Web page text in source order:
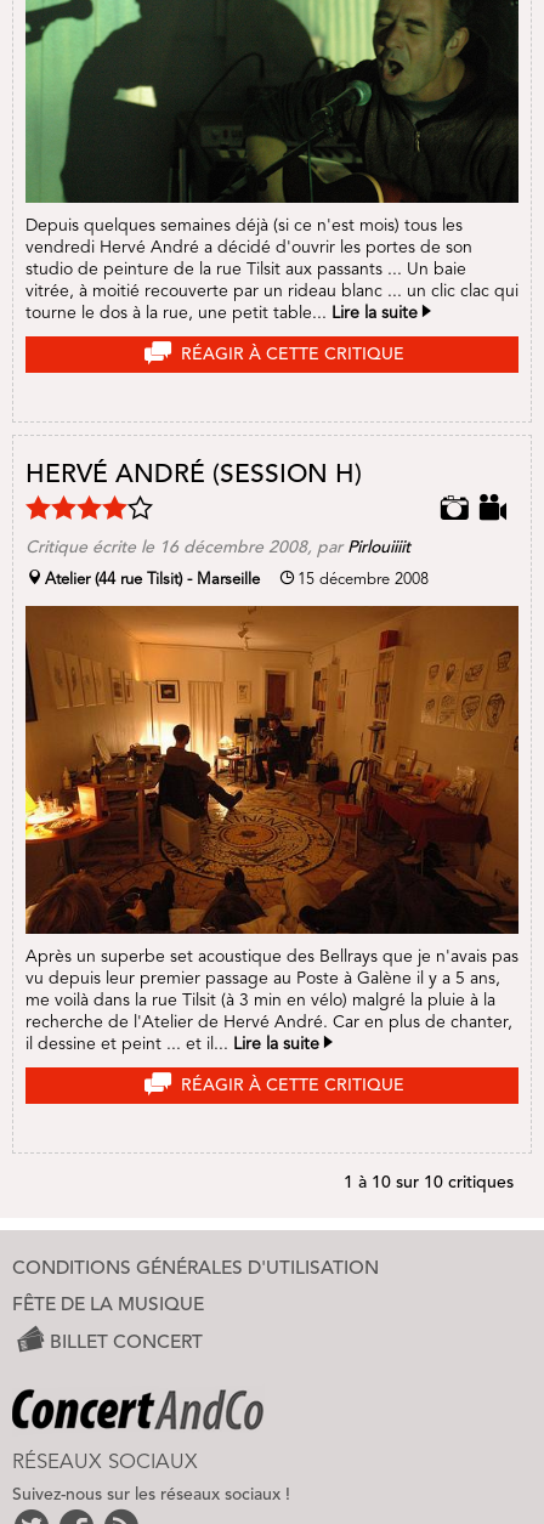
Depuis quelques semaines déjà (si ce n'est mois) tous les
vendredi Hervé André a décidé d'ouvrir les portes de son
studio de peinture de la rue Tilsit aux passants ... Un baie
vitrée, à moitié recouverte par un rideau blanc ... un clic clac qui
tourne le dos à la rue, une petit table... Lire la suite
RÉAGIR À CETTE CRITIQUE
HERVÉ ANDRÉ (SESSION H)
Critique écrite le 16 décembre 2008, par Pirlouiiiit
Atelier (44 rue Tilsit) - Marseille 15 décembre 2008
Après un superbe set acoustique des Bellrays que je n'avais pas
vu depuis leur premier passage au Poste à Galène il y a 5 ans,
me voilà dans la rue Tilsit (à 3 min en vélo) malgré la pluie à la
recherche de l'Atelier de Hervé André. Car en plus de chanter,
il dessine et peint ... et il... Lire la suite
RÉAGIR À CETTE CRITIQUE
1 à 10 sur 10 critiques
CONDITIONS GÉNÉRALES D'UTILISATION
FÊTE DE LA MUSIQUE
BILLET CONCERT
RÉSEAUX SOCIAUX
Suivez-nous sur les réseaux sociaux !